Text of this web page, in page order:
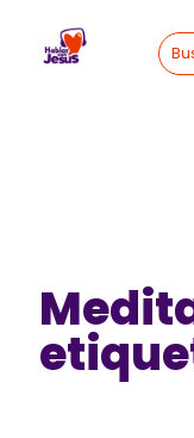
content